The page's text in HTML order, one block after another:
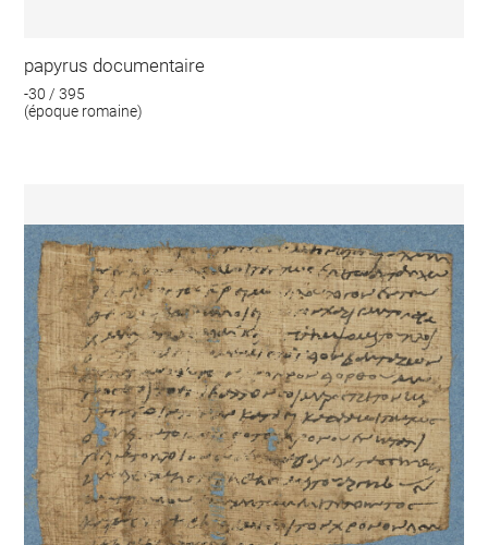
papyrus documentaire
-30 / 395
(époque romaine)